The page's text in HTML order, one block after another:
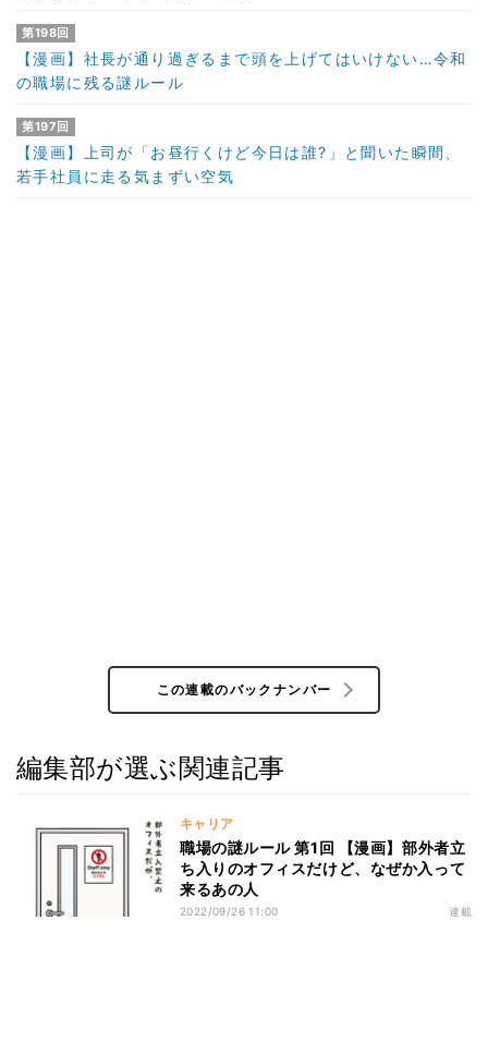
第198回
【漫画】社長が通り過ぎるまで頭を上げてはいけない…令和
の職場に残る謎ルール
第197回
【漫画】上司が「お昼行くけど今日は誰?」と聞いた瞬間、
若手社員に走る気まずい空気
この連載のバックナンバー
編集部が選ぶ関連記事
キャリア
職場の謎ルール 第1回 【漫画】部外者立
ち入りのオフィスだけど、なぜか入って
来るあの人
2022/09/26 11:00 連載